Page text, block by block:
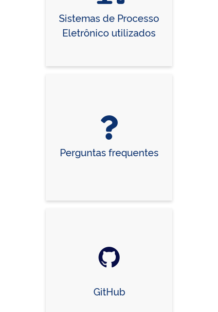
Sistemas de Processo
Eletrônico utilizados
Perguntas frequentes
GitHub